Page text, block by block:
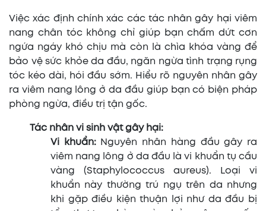
Việc xác định chính xác các tác nhân gây hại viêm
nang chân tóc không chỉ giúp bạn chấm dứt cơn
ngứa ngáy khó chịu mà còn là chìa khóa vàng để
bảo vệ sức khỏe da đầu, ngăn ngừa tình trạng rụng
tóc kéo dài, hói đầu sớm. Hiểu rõ nguyên nhân gây
ra viêm nang lông ở da đầu giúp bạn có biện pháp
phòng ngừa, điều trị tận gốc.
Tác nhân vi sinh vật gây hại:
Vi khuẩn:Nguyên nhân hàng đầu gây ra
viêm nang lông ở da đầu là vi khuẩn tụ cầu
vàng (Staphylococcus aureus). Loại vi
khuẩn này thường trú ngụ trên da nhưng
khi gặp điều kiện thuận lợi như da đầu bị